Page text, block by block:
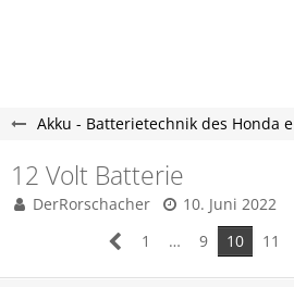
Akku - Batterietechnik des Honda e
12 Volt Batterie
DerRorschacher
10. Juni 2022
1
… 9 10 11